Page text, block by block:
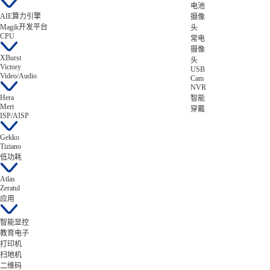
电池
摄像
头
常电
摄像
头
USB
Cam
NVR
智能
穿戴
AIE算力引擎
Magik开发平台
CPU
XBurst
Victory
Video/Audio
Hera
Mert
ISP/AISP
Gekko
Tiziano
低功耗
Atlas
Zeratul
应用
智能显控
教育电子
打印机
扫地机
二维码